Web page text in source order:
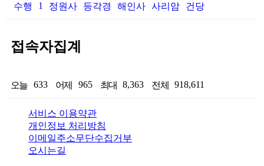
수행 1 정원사 등각경 해인사 사리암 건당
접속자집계
오늘 633 어제 965 최대 8,363 전체 918,611
서비스 이용약관
개인정보 처리방침
이메일주소무단수집거부
오시는길